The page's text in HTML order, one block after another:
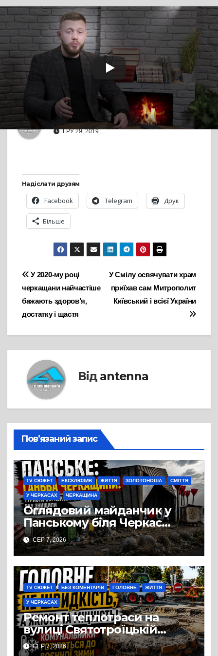
TV СЮЖЕТ
Дмитро Кухарчук
привітав черкащан з
Новим роком
Від antenna
ГРУ 29, 2019
Надіслати друзям
Facebook Telegram Друк
Більше
Навігація
записів
У Смілу освячувати храм
приїхав сам Митрополит
Київський і всієї України
У 2020-му році
черкащани найчастіше
бажають здоров’я,
достатку і щастя
Від antenna
Пов’язаний запис
TV СЮЖЕТ ЕКСКЛЮЗИВ ЖИТТЯ ЗОЛОТОНОША СМІТТЯ
У ЧЕРКАСАХ ЧЕРКАЩИНА
Оглядовий майданчик у
Панському біля Черкас
перетворився на занедбане
сміттєзвалище
СЕР 7, 2026
TV СЮЖЕТ БЕЗ КОМЕНТАРІВ ГОЛОВНЕ ЖИТТЯ
У ЧЕРКАСАХ
Ремонт теплотраси на
вулиці Святотроїцькій
затягнувся порівняно із
СЕР 7, 2026